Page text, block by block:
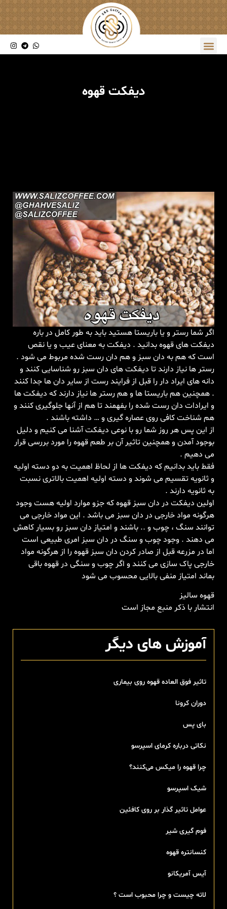
دیفکت قهوه
اگر شما رستر و یا باریستا هستید باید به طور کامل در باره
دیفکت های قهوه بدانید . دیفکت به معنای عیب و یا نقص
است که هم به دان سبز و هم دان رست شده مربوط می شود .
رستر ها نیاز دارند تا دیفکت های دان سبز رو شناسایی کنند و
دانه های ایراد دار را قبل از فرایند رست از سایر دان ها جدا کنند
. همچنین هم باریستا ها و هم رستر ها نیاز دارند که دیفکت ها
و ایرادات دان رست شده را بفهمند تا هم از آنها جلوگیری کنند و
هم شناخت کافی روی عصاره گیری و … داشته باشند .
از این پس هر روز شما رو با نوعی دیفکت آشنا می کنیم و دلیل
بوجود آمدن و همچنین تاثیر آن بر طعم قهوه را مورد بررسی قرار
می دهیم .
فقط باید بدانیم که دیفکت ها از لحاظ اهمیت به دو دسته اولیه
و ثانویه تقسیم می شوند و دسته اولیه اهمیت بالاتری نسبت
به ثانویه دارند .
اولین دیفکت در دان سبز قهوه که جزو موارد اولیه هست وجود
هرگونه مواد خارجی در دان سبز می باشد . این مواد خارجی می
توانند سنگ ، چوب و .. باشند و امتیاز دان سبز رو بسیار کاهش
می دهند . وجود چوب و سنگ در دان سبز امری طبیعی است
اما در مزرعه قبل از صادر کردن دان سبز قهوه را از هرگونه مواد
خارجی پاک سازی می کنند و اگر چوب و سنگی در قهوه باقی
بماند امتیاز منفی بالایی محسوب می شود
قهوه سالیز
انتشار با ذکر منبع مجاز است
آموزش های دیگر
تاثیر فوق العاده قهوه روی بیماری
دوران کرونا
بای پس
نکاتی درباره کرمای اسپرسو
چرا قهوه را میکس می‌کنند؟
شیک اسپرسو
عوامل تاثیر گذار بر روی کافئین
فوم گیری شیر
کنسانتره قهوه
آیس آمریکانو
لاته چیست و چرا محبوب است ؟